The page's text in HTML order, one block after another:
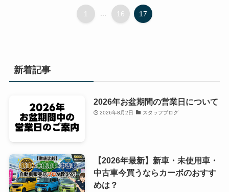
1 ... 16 17
新着記事
2026年お盆期間の営業日について
2026年8月2日 スタッフブログ
【2026年最新】新車・未使用車・
中古車今買うならカーボのおすす
めは？